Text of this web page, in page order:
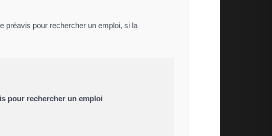
préavis pour rechercher un emploi, si la
pour rechercher un emploi